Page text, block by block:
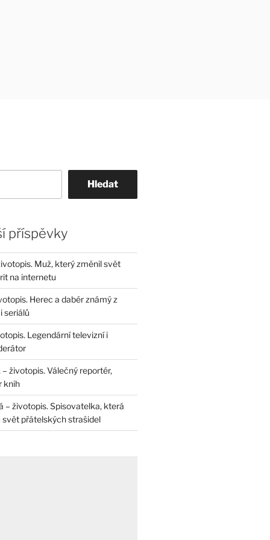
Hledat
příspěvky
Muž, který změnil svět
na internetu
Herec a dabér známý z
seriálů
Legendární televizní i
životopis. Válečný reportér,
knih
– životopis. Spisovatelka, která
přátelských strašidel